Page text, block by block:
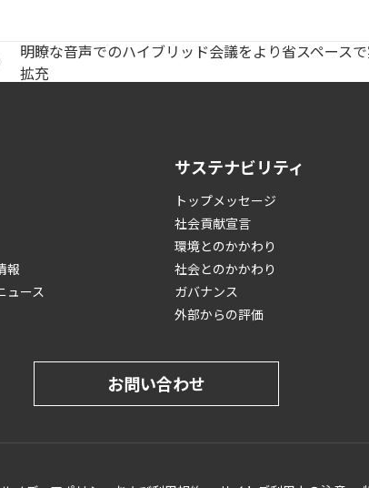
明瞭な音声でのハイブリッド会議をより省スペース
拡充
報
ュース
サステナビリティ
トップメッセージ
社会貢献宣言
環境とのかかわり
社会とのかかわり
ガバナンス
外部からの評価
お問い合わせ